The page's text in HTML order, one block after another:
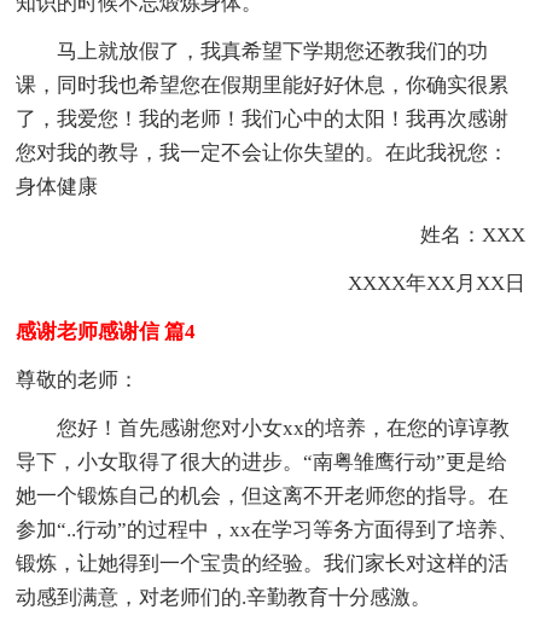
马上就放假了，我真希望下学期您还教我们的功
课，同时我也希望您在假期里能好好休息，你确实很累
了，我爱您！我的老师！我们心中的太阳！我再次感谢
您对我的教导，我一定不会让你失望的。在此我祝您：
身体健康
姓名：XXX
XXXX年XX月XX日
感谢老师感谢信 篇4
尊敬的老师：
您好！首先感谢您对小女xx的培养，在您的谆谆教
导下，小女取得了很大的进步。“南粤雏鹰行动”更是给
她一个锻炼自己的机会，但这离不开老师您的指导。在
参加“..行动”的过程中，xx在学习等务方面得到了培养、
锻炼，让她得到一个宝贵的经验。我们家长对这样的活
动感到满意，对老师们的.辛勤教育十分感激。